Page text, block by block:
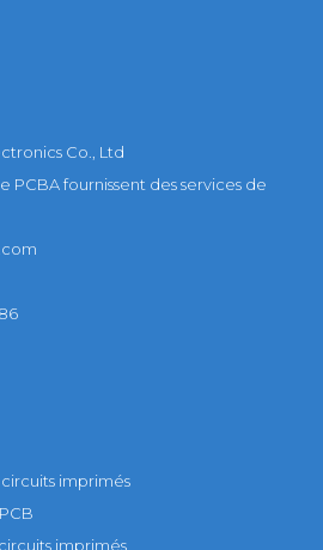
Co., Ltd
PCBA fournissent des services de
imprimés
imprimés